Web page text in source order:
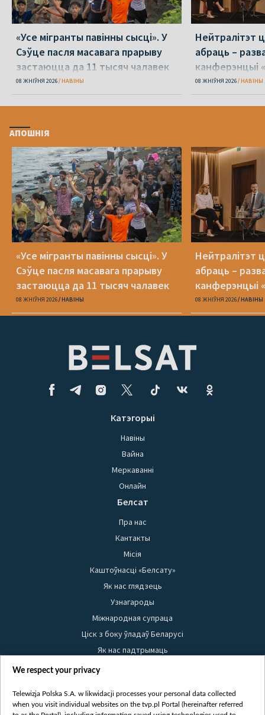
«Усе мігранты павінны сысці». У
Сэўце пасля масавага прарыву
застаюцца да 11 тысяч чалавек
08 ЖНІЎНЯ 2026 НАВІНЫ
Нейтралітэт
абраць –
канферэнцыі
08 ЖНІЎНЯ 2026 НАВІНЫ
АПОШНІЯ
«Усе мігранты павінны сысці». У
Сэўце пасля масавага прарыву
застаюцца да 11 тысяч чалавек
08 ЖНІЎНЯ 2026 НАВІНЫ
Нейтралітэт
абраць –
канферэнцыі
08 ЖНІЎНЯ 2026 НАВІНЫ
Катэгорыі
Навіны
Вайна
Меркаванні
Онлайн
Белсат
Пра нас
Кантакты
Місія
Каштоўнасці «Белсату»
Як нас глядзець
Узнагароды
Міжнародная супраца
Ціск з боку ўладаў Беларусі
Як нас падтрымаць
Правілы выкарыстання матэрыялаў
Бяспека
We respect your privacy
Telewizja Polska S.A. w likwidacji processes your personal data collected
when you visit individual websites on the tvp.pl Portal (hereinafter referred